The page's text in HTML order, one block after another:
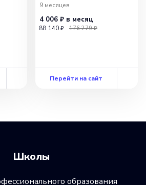
9 месяцев
4 006 ₽ в месяц
88 140 ₽ 176 279 ₽
Перейти на сайт
Школы
образования